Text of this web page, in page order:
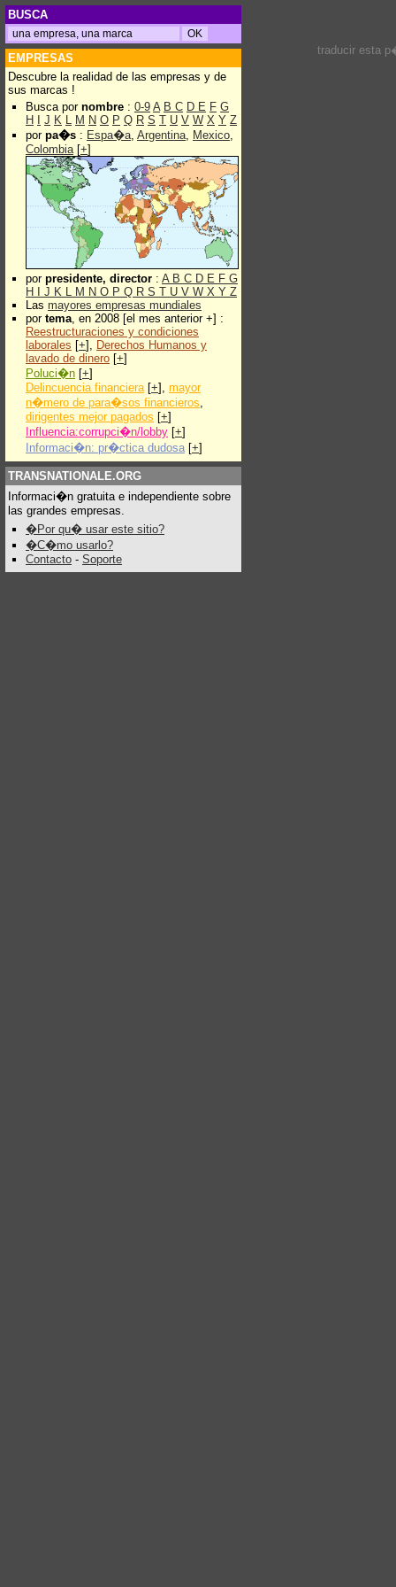
BUSCA
EMPRESAS
Descubre la realidad de las empresas y de
sus marcas !
Busca por nombre : 0-9 A B C D E F G
H
J K L M N O P Q R S T U V W X Y Z
por pa�s : Espa�a, Argentina, Mexico,
Colombia[+]
por presidente, director : A B C D E F G
H
J K L M N O P Q R S T U V W X Y Z
Las mayores empresas mundiales
por tema, en 2008 [el mes anterior +] :
Reestructuraciones y condiciones
laborales [+], Derechos Humanos y
lavado de dinero [+]
Poluci�n [+]
Delincuencia financiera[+], mayor
n�mero de para�sos financieros,
dirigentes mejor pagados [+]
Influencia:corrupci�n/lobby [+]
Informaci�n: pr�ctica dudosa [+]
TRANSNATIONALE.ORG
Informaci�n gratuita e independiente sobre
las grandes empresas.
�Por qu� usar este sitio?
�C�mo usarlo?
Contacto - Soporte
traducir esta